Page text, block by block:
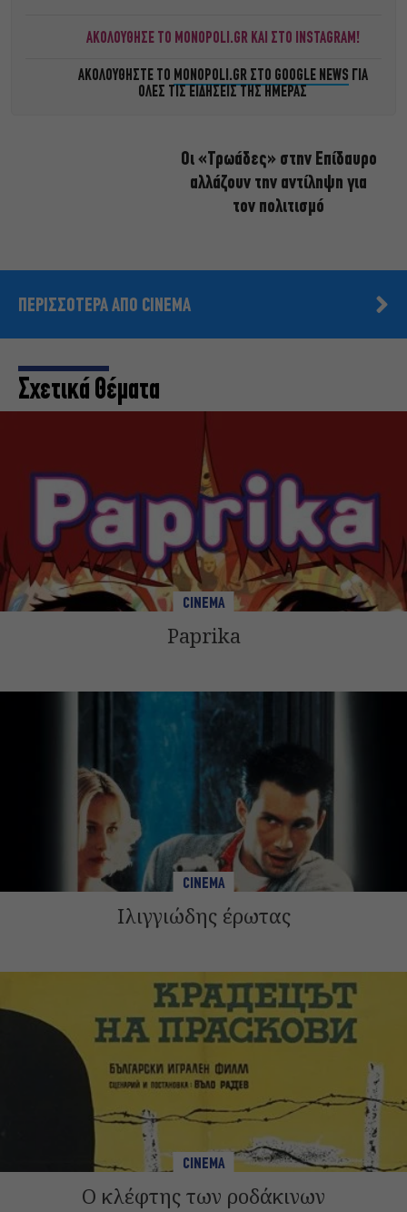
ΑΚΟΛΟΥΘΗΣΕ ΤΟ MONOPOLI.GR ΚΑΙ ΣΤΟ INSTAGRAM!
ΑΚΟΛΟΥΘΗΣΤΕ ΤΟ MONOPOLI.GR ΣΤΟ GOOGLE NEWS ΓΙΑ
ΟΛΕΣ ΤΙΣ ΕΙΔΗΣΕΙΣ ΤΗΣ ΗΜΕΡΑΣ
Οι «Τρωάδες» στην Επίδαυρο
αλλάζουν την αντίληψη για
τον πολιτισμό
ΠΕΡΙΣΣΟΤΕΡΑ ΑΠΟ CINEMA
Σχετικά Θέματα
CINEMA
Paprika
CINEMA
Ιλιγγιώδης έρωτας
CINEMA
Ο κλέφτης των ροδάκινων